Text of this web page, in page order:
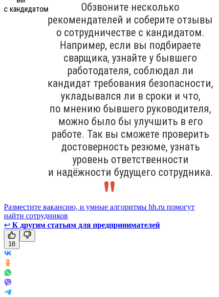
Обзвоните несколько
рекомендателей и соберите отзывы
о сотрудничестве с кандидатом.
Например, если вы подбираете
сварщика, узнайте у бывшего
работодателя, соблюдал ли
кандидат требования безопасности,
укладывался ли в сроки и что,
по мнению бывшего руководителя,
можно было бы улучшить в его
работе. Так вы сможете проверить
достоверность резюме, узнать
уровень ответственности
и надёжности будущего сотрудника.
Разместите вакансию, и умные алгоритмы hh.ru помогут
найти сотрудников
↩ К другим статьям для предпринимателей
18